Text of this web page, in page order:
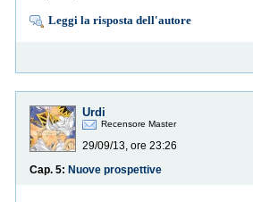
Leggi la risposta dell'autore
Urdi
Recensore Master
29/09/13, ore 23:26
Cap. 5: Nuove prospettive